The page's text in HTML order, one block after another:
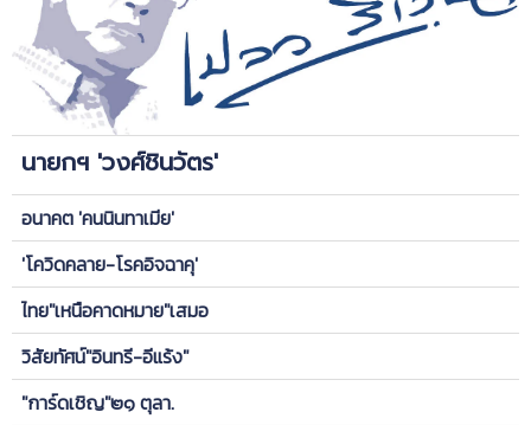
นายกฯ 'วงศ์ชินวัตร'
อนาคต 'คนนินทาเมีย'
'โควิดคลาย-โรคอิจฉาคุ'
ไทย"เหนือคาดหมาย"เสมอ
วิสัยทัศน์"อินทรี-อีแร้ง"
"การ์ดเชิญ"๒๑ ตุลา.